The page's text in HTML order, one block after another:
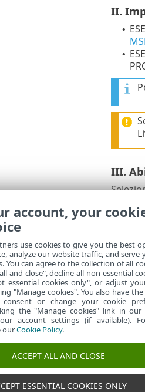
II.
•
•
III.
Ho
account, your
use cookies to give you the best
analyze our website traffic, and serve
You can agree to the collection of all
and close", decline all non-essential
essential cookies only", or adjust
"Manage cookies". You also have
or change your cookie
the "Manage cookies" link in our
account settings (if available).
ourCookie Policy.
ACCEPT ALL AND CLOSE
ESSENTIAL COOKIES ONLY